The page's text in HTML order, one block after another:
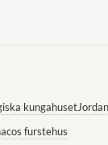
kungahuset
furstehus